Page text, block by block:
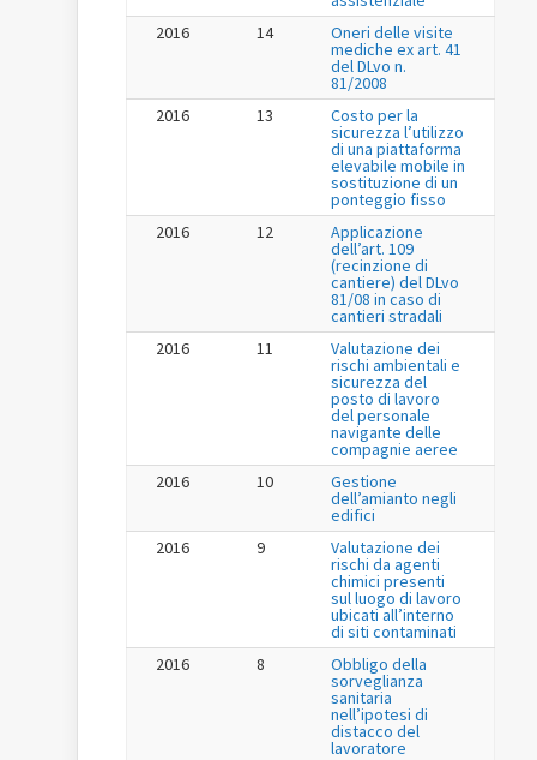
2016
14 Oneri delle visite
mediche ex art. 41
del DLvo n.
81/2008
2016
13 Costo per la
sicurezza l’utilizzo
di una piattaforma
elevabile mobile in
sostituzione di un
ponteggio fisso
2016
12 Applicazione
dell’art. 109
(recinzione di
cantiere) del DLvo
81/08 in caso di
cantieri stradali
2016
11 Valutazione dei
rischi ambientali e
sicurezza del
posto di lavoro
del personale
navigante delle
compagnie aeree
2016
10 Gestione
dell’amianto negli
edifici
2016
9 Valutazione dei
rischi da agenti
chimici presenti
sul luogo di lavoro
ubicati all’interno
di siti contaminati
2016
8 Obbligo della
sorveglianza
sanitaria
nell’ipotesi di
distacco del
lavoratore